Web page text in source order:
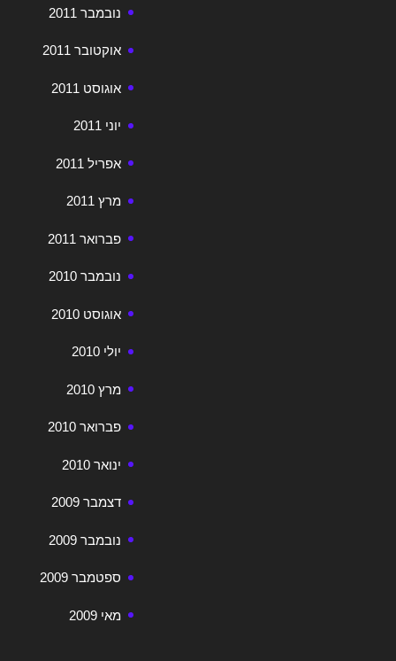
נובמבר 2011
אוקטובר 2011
אוגוסט 2011
יוני 2011
אפריל 2011
מרץ 2011
פברואר 2011
נובמבר 2010
אוגוסט 2010
יולי 2010
מרץ 2010
פברואר 2010
ינואר 2010
דצמבר 2009
נובמבר 2009
ספטמבר 2009
מאי 2009